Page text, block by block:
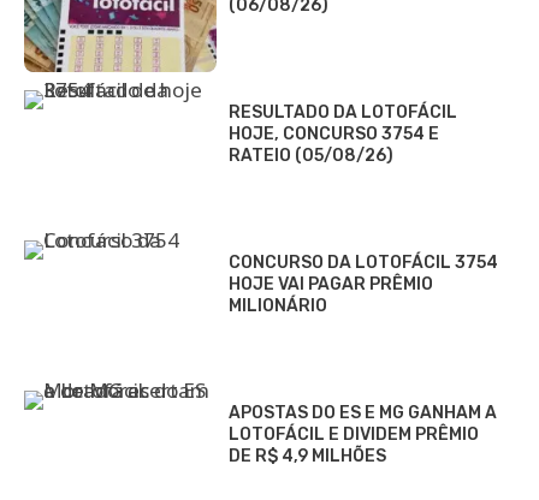
(06/08/26)
RESULTADO DA LOTOFÁCIL
HOJE, CONCURSO 3754 E
RATEIO (05/08/26)
CONCURSO DA LOTOFÁCIL 3754
HOJE VAI PAGAR PRÊMIO
MILIONÁRIO
APOSTAS DO ES E MG GANHAM A
LOTOFÁCIL E DIVIDEM PRÊMIO
DE R$ 4,9 MILHÕES